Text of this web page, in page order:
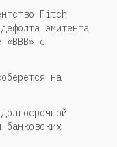
Fitch
эмитента
с
на
банковских